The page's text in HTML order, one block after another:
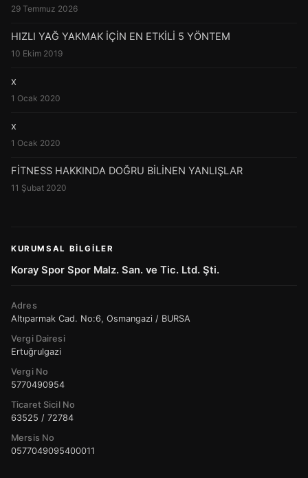
29 Temmuz 2026
HIZLI YAĞ YAKMAK İÇİN EN ETKİLİ 5 YÖNTEM
10 Ekim 2019
x
1 Ocak 2020
x
1 Ocak 2020
FİTNESS HAKKINDA DOĞRU BİLİNEN YANLIŞLAR
11 Şubat 2020
KURUMSAL BILGILER
Koray Spor Spor Malz. San. ve Tic. Ltd. Şti.
Adres
Altıparmak Cad. No:6, Osmangazi / BURSA
Vergi Dairesi
Ertuğrulgazi
Vergi No
5770490954
Ticaret Sicil No
63525 / 72784
Mersis No
0577049095400011